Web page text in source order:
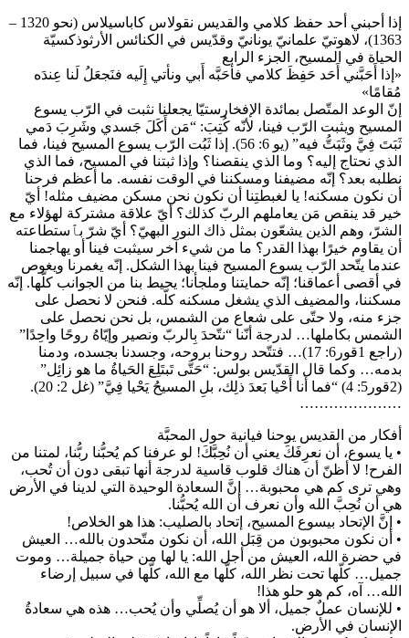
إذا أحبني أحد حفظ كلامي والقديس نقولاس كاباسيلاس (نحو 1320 –
1363)، لاهوتيّ علمانيّ يونانيّ وقدّيس في الكنائس الأرثوذكسيّة
الحياة في المسيح، الجزء الرابع
«إذا أَحَبَّني أَحَد حَفِظَ كلامي فأحَبَّه أَبي ونأتي إِلَيه فنَجعَلُ لَنا عِندَه
مُقامًا»
إنّ الوعد المتّصل بمائدة الإفخارستيّا يجعلنا نثبت في الرّب يسوع
المسيح ويثبت الرّب فينا، لأنّه كُتِبَ: “مَن أَكَلَ جَسدي وشَرِبَ دَمي
ثَبَتَ فِيَّ وثَبَتُّ فيه” (يو 6: 56). إذا ثَبُت الرّب يسوع المسيح فينا، فما
الذي نحتاج إليه؟ وما الذي ينقصنا؟ وإذا ثبتنا في المسيح، فما الذي
نطلبه بعد؟ إنّه مضيفنا ومسكننا في الوقت نفسه. ما أعظم فرحنا
أن نكون مسكنه! يا لغبطتِنا أن نكون نحن مسكن مضيف مثله! أيّ
خير قد ينقص مَن يعاملهم الربّ كذلك؟ أيّ علاقة مشتركة لهؤلاء مع
الشرّ، وهم الذين يشعّون بمثل ذاك النور البهيّ؟ أيّ شرّ بٱستطاعته
أن يقاوم خيرًا بهذا القدر؟ ما من شيء آخر سيثبت فينا أو يهاجمنا
عندما يتّحد الرّب يسوع المسيح فينا بهذا الشكل. إنّه يغمرنا ويغوص
في أقصى أعماقنا؛ إنّه حمايتنا وملجأنا؛ يحيط بنا من الجوانب كلّها. إنّه
مسكننا، والمضيف الذي يشغل مسكنه كلّه. فنحن لا نحصل على
جزء منه، ولا حتّى على شعاع من الشمس، بل نحن نحصل على
الشمس بكاملها… لدرجة أنّنا “نتّحدَ بِالربّ ونصير وإيّاهُ روحًا واحِدًا”
(راجع 1قور6: 17)… فتتّحد روحنا بروحه، وجسدنا بجسده، ودمنا
بدمه… وكما قال القدّيس بولس: “حَتَّى تَبتَلِعَ الحَياةُ ما هو زائِل”
(2قور5: 4) “فما أَنا أَحْيا بَعدَ ذلِك، بلِ المسيحُ يَحْيا فِيَّ” (غل 2: 20).
…………………
أفكار من القديس يوحنا فيانية حول المحبَّة
• يا يسوع، أن نعرِفَكَ يعني أن نُحِبَّكَ! لو عرفنا كم يُحبُّنا ربُّنا، لمتنا من
الفرح! لا أظنّ أن هناك قلوب قاسية لدرجة أنها تبقى دون أن تُحب،
وهي ترى كم هي محبوبة… إنَّ السعادة الوحيدة التي لدينا في الأرض
هي أن نُحِبَّ الله وأن نعرف أن الله يُحبُّنا.
• إنَّ الإتحاد بيسوع المسيح، إتحاد بالصليب: هذا هو الخلاص!
• أن نكون محبوبون من قِبَل الله، أن نكون متّحدون بالله… العيش
في حضرة الله، العيش من أجل الله: يا لها من حياة جميلة… وموت
جميل… كلّها تحت نظر الله، كلّها مع الله، كلّها في سبيل إرضاء
الله… آه، كم هو حلو هذا!
• للإنسان عملٌ جميل، ألا هو أن يُصلِّي وأن يُحب… هذه هي سعادةُ
الإنسان في الأرض.